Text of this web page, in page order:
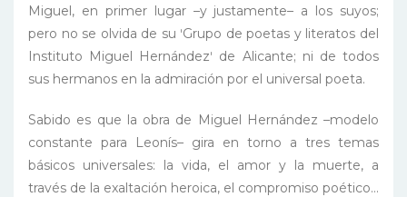
Miguel, en primer lugar –y justamente– a los suyos;
pero no se olvida de su ʹGrupo de poetas y literatos del
Instituto Miguel Hernándezʹ de Alicante; ni de todos
sus hermanos en la admiración por el universal poeta.
Sabido es que la obra de Miguel Hernández –modelo
constante para Leonís– gira en torno a tres temas
básicos universales: la vida, el amor y la muerte, a
través de la exaltación heroica, el compromiso poético…